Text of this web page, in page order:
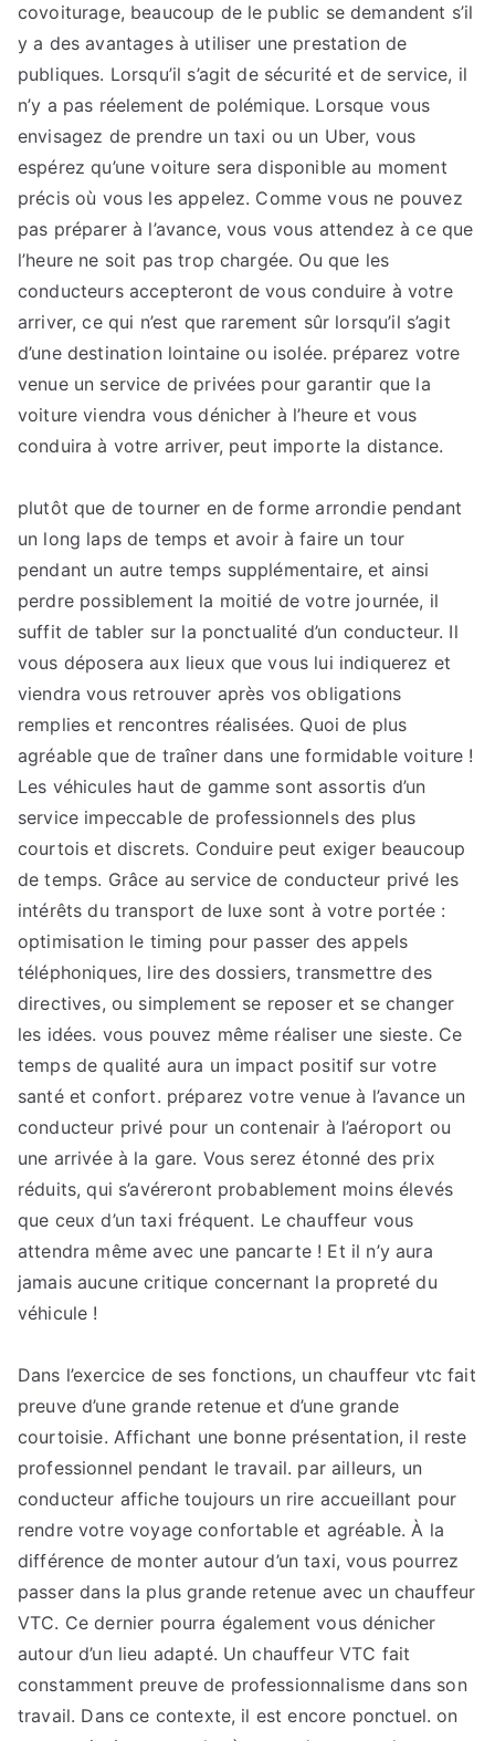
covoiturage, beaucoup de le public se demandent s’il
y a des avantages à utiliser une prestation de
publiques. Lorsqu’il s’agit de sécurité et de service, il
n’y a pas réelement de polémique. Lorsque vous
envisagez de prendre un taxi ou un Uber, vous
espérez qu’une voiture sera disponible au moment
précis où vous les appelez. Comme vous ne pouvez
pas préparer à l’avance, vous vous attendez à ce que
l’heure ne soit pas trop chargée. Ou que les
conducteurs accepteront de vous conduire à votre
arriver, ce qui n’est que rarement sûr lorsqu’il s’agit
d’une destination lointaine ou isolée. préparez votre
venue un service de privées pour garantir que la
voiture viendra vous dénicher à l’heure et vous
conduira à votre arriver, peut importe la distance.
plutôt que de tourner en de forme arrondie pendant
un long laps de temps et avoir à faire un tour
pendant un autre temps supplémentaire, et ainsi
perdre possiblement la moitié de votre journée, il
suffit de tabler sur la ponctualité d’un conducteur. Il
vous déposera aux lieux que vous lui indiquerez et
viendra vous retrouver après vos obligations
remplies et rencontres réalisées. Quoi de plus
agréable que de traîner dans une formidable voiture !
Les véhicules haut de gamme sont assortis d’un
service impeccable de professionnels des plus
courtois et discrets. Conduire peut exiger beaucoup
de temps. Grâce au service de conducteur privé les
intérêts du transport de luxe sont à votre portée :
optimisation le timing pour passer des appels
téléphoniques, lire des dossiers, transmettre des
directives, ou simplement se reposer et se changer
les idées. vous pouvez même réaliser une sieste. Ce
temps de qualité aura un impact positif sur votre
santé et confort. préparez votre venue à l’avance un
conducteur privé pour un contenair à l’aéroport ou
une arrivée à la gare. Vous serez étonné des prix
réduits, qui s’avéreront probablement moins élevés
que ceux d’un taxi fréquent. Le chauffeur vous
attendra même avec une pancarte ! Et il n’y aura
jamais aucune critique concernant la propreté du
véhicule !
Dans l’exercice de ses fonctions, un chauffeur vtc fait
preuve d’une grande retenue et d’une grande
courtoisie. Affichant une bonne présentation, il reste
professionnel pendant le travail. par ailleurs, un
conducteur affiche toujours un rire accueillant pour
rendre votre voyage confortable et agréable. À la
différence de monter autour d’un taxi, vous pourrez
passer dans la plus grande retenue avec un chauffeur
VTC. Ce dernier pourra également vous dénicher
autour d’un lieu adapté. Un chauffeur VTC fait
constamment preuve de professionnalisme dans son
travail. Dans ce contexte, il est encore ponctuel. on